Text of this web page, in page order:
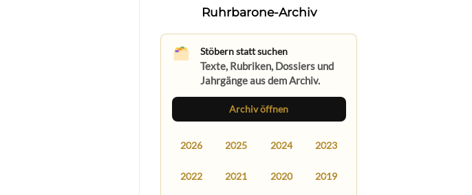
Ruhrbarone-Archiv
Stöbern statt suchen
Texte, Rubriken, Dossiers und
Jahrgänge aus dem Archiv.
Archiv öffnen
2026 2025 2024 2023
2022 2021 2020 2019